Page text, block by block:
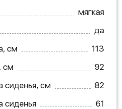
мягкая
да
см
113
см
92
сиденья, см
82
сиденья
61